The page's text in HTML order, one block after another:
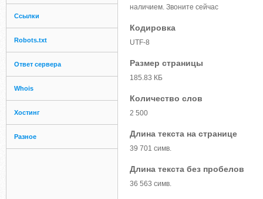
Ссылки
Robots.txt
Ответ сервера
Whois
Хостинг
Разное
наличием. Звоните сейчас
Кодировка
UTF-8
Размер страницы
185.83 КБ
Количество слов
2 500
Длина текста на странице
39 701 симв.
Длина текста без пробелов
36 563 симв.